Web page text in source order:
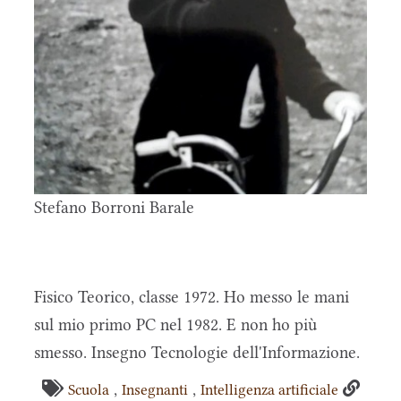
Stefano Borroni Barale
Fisico Teorico, classe 1972. Ho messo le mani
sul mio primo PC nel 1982. E non ho più
smesso. Insegno Tecnologie dell'Informazione.
Scuola, Insegnanti, Intelligenza artificiale